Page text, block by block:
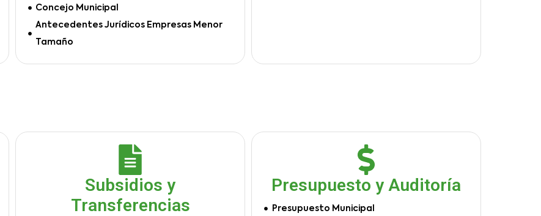
Concejo Municipal
Antecedentes Jurídicos Empresas Menor
Tamaño
Subsidios y
Transferencias
Presupuesto y Auditoría
Presupuesto Municipal